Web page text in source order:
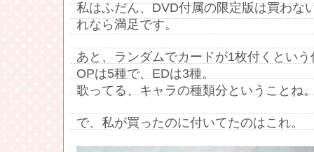
私はふだん、DVD付属の限定版は買わな
れなら満足です。
あと、ランダムでカードが1枚付くという
OPは5種で、EDは3種。
歌ってる、キャラの種類分ということね
で、私が買ったのに付いてたのはこれ。